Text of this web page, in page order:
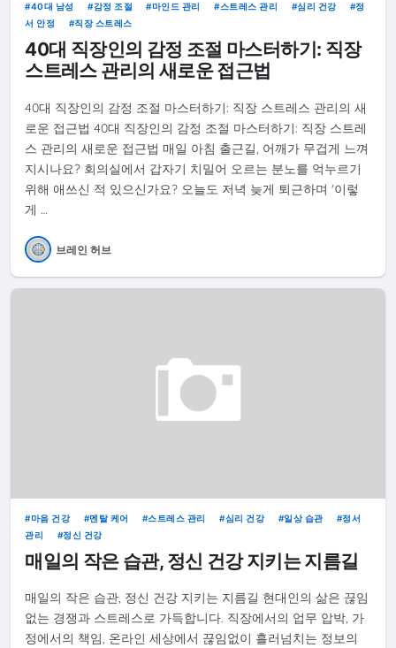
40대 남성 감정 조절 마인드 관리 스트레스 관리 심리 건강
정
서 안정
직장 스트레스
40대 직장인의 감정 조절 마스터하기: 직장
스트레스 관리의 새로운 접근법
40대 직장인의 감정 조절 마스터하기: 직장 스트레스 관리의 새
로운 접근법 40대 직장인의 감정 조절 마스터하기: 직장 스트레
스 관리의 새로운 접근법 매일 아침 출근길, 어깨가 무겁게 느껴
지시나요? 회의실에서 갑자기 치밀어 오르는 분노를 억누르기
위해 애쓰신 적 있으신가요? 오늘도 저녁 늦게 퇴근하며 '이렇
게 …
브레인 허브
마음 건강 멘탈 케어 스트레스 관리 심리 건강 일상 습관
정서
관리
정신 건강
매일의 작은 습관, 정신 건강 지키는 지름길
매일의 작은 습관, 정신 건강 지키는 지름길 현대인의 삶은 끊임
없는 경쟁과 스트레스로 가득합니다. 직장에서의 업무 압박, 가
정에서의 책임, 온라인 세상에서 끊임없이 흘러넘치는 정보의